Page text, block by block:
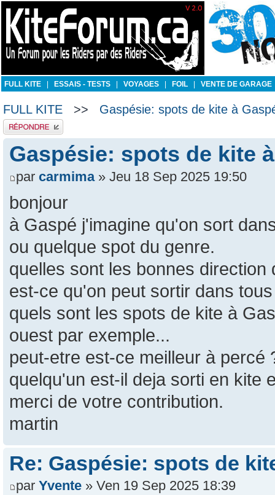
FULL KITE ESSAIS - TESTS VOYAGES FOIL VENTE DE GARAGE
FULL KITE >> Gaspésie: spots de kite à
Publier une réponse
Gaspésie: spots de kite
par carmima» Jeu 18 Sep 2025 19:50
bonjour
à Gaspé j'imagine qu'on sort
ou quelque spot du genre.
quelles sont les bonnes direction
est-ce qu'on peut sortir dans
quels sont les spots de kite à
ouest par exemple...
peut-etre est-ce meilleur à percé
quelqu'un est-il deja sorti en kite
merci de votre contribution.
martin
Re: Gaspésie: spots de
par Yvente » Ven 19 Sep 2025 18:39